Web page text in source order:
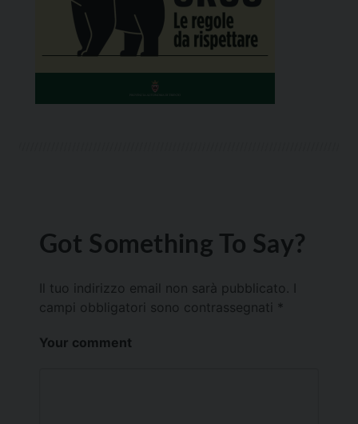
Got Something To Say?
Il tuo indirizzo email non sarà pubblicato.
campi obbligatori sono contrassegnati *
Your comment